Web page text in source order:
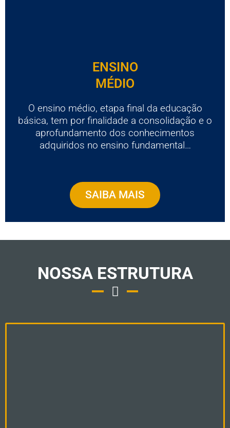
ENSINO
MÉDIO
O ensino médio, etapa final da educação
básica, tem por finalidade a consolidação e o
aprofundamento dos conhecimentos
adquiridos no ensino fundamental…
SAIBA MAIS
NOSSA ESTRUTURA